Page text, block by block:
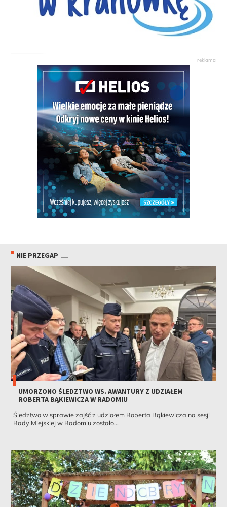
NIE PRZEGAP
UMORZONO ŚLEDZTWO WS. AWANTURY Z UDZIAŁEM
ROBERTA BĄKIEWICZA W RADOMIU
Śledztwo w sprawie zajść z udziałem Roberta Bąkiewicza na sesji
Rady Miejskiej w Radomiu zostało...